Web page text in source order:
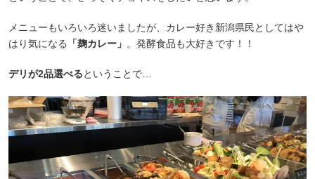
メニューもいろいろ迷いましたが、カレー好き新潟県民としてはや
はり気になる
「麹カレー」 。発酵食品も大好きです！！
デリが2品選べるということで…